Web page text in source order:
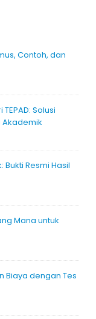
Contoh, dan
Solusi
Akademik
Bukti Resmi Hasil
Mana untuk
Biaya dengan Tes